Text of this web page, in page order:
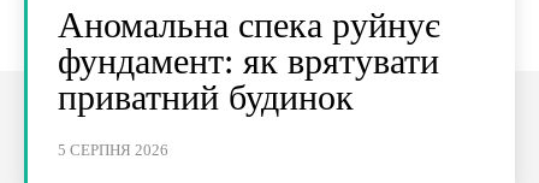
Аномальна спека руйнує
фундамент: як врятувати
приватний будинок
5 СЕРПНЯ 2026